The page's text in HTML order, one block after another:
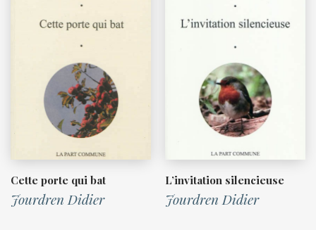
Cette porte qui bat
Jourdren Didier
L’invitation silencieuse
Jourdren Didier